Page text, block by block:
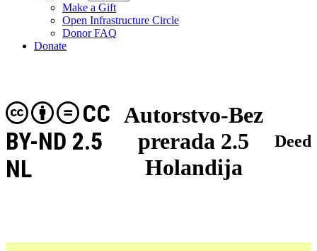
Make a Gift
Open Infrastructure Circle
Donor FAQ
Donate
Autorstvo-Bez
prerada 2.5
Holandija
CC
BY-ND 2.5
NL
Deed